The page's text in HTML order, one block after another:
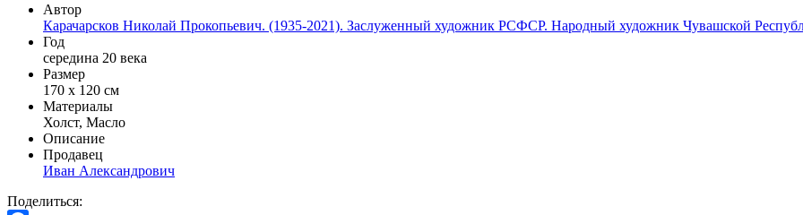
Автор
Карачарсков Николай Прокопьевич. (1935-2021). Заслуженный художник РСФСР. Народный художник Чувашской
Год
середина 20 века
Размер
170 х 120 см
Материалы
Холст, Масло
Описание
Продавец
Иван Александрович
Поделиться: